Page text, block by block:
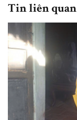
Tin liên quan